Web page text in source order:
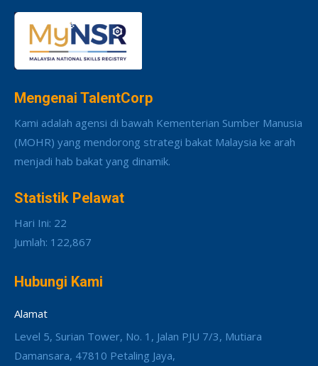
Mengenai TalentCorp
Kami adalah agensi di bawah Kementerian Sumber Manusia
(MOHR) yang mendorong strategi bakat Malaysia ke arah
menjadi hab bakat yang dinamik.
Statistik Pelawat
Hari Ini: 22
Jumlah: 122,867
Hubungi Kami
Alamat
Level 5, Surian Tower, No. 1, Jalan PJU 7/3, Mutiara
Damansara, 47810 Petaling Jaya,